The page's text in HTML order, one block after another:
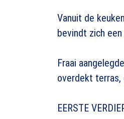
Vanuit de
bevindt zich
Fraai
overdekt terras,
EERSTE